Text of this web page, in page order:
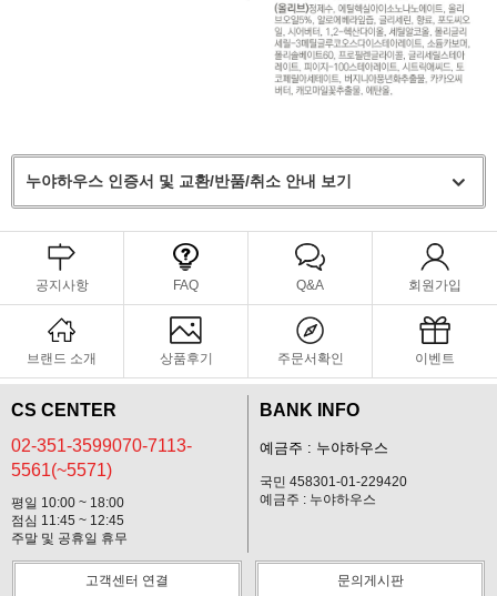
누야하우스 인증서 및 교환/반품/취소 안내 보기
공지사항 FAQ Q&A 회원가입
브랜드 소개 상품후기 주문서확인 이벤트
CS CENTER
02-351-3599070-7113-
5561(~5571)
평일 10:00 ~ 18:00
점심 11:45 ~ 12:45
주말 및 공휴일 휴무
BANK INFO
예금주 : 누야하우스
국민 458301-01-229420
예금주 : 누야하우스
고객센터 연결 문의게시판